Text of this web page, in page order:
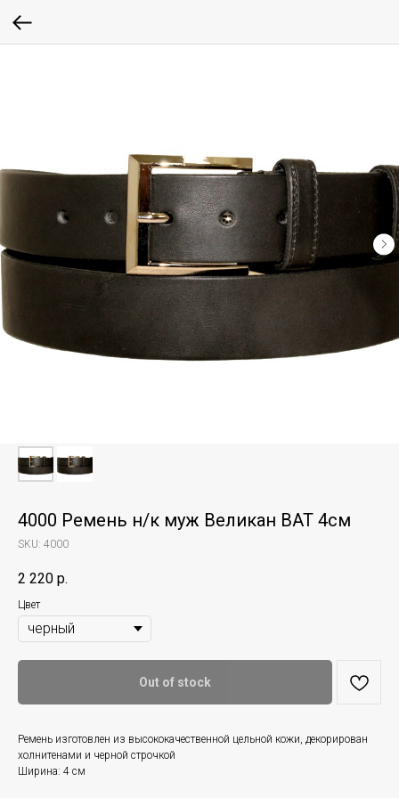
4000 Ремень н/к муж Великан BAT 4см
SKU: 4000
2 220 р.
Цвет
Out of stock
Ремень изготовлен из высококачественной цельной кожи, декорирован
холнитенами и черной строчкой
Ширина: 4 см